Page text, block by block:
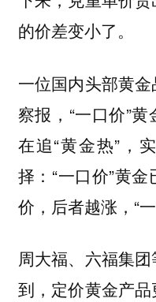
的价差变小了。
一位国内头部黄
察报，“一口价”
在追“黄金热”，
择：“一口价”黄
价，后者越涨，“
周大福、六福集
到，定价黄金产